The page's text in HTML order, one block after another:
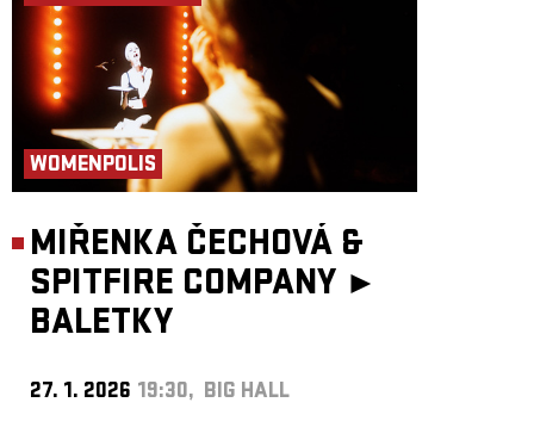
WOMENPOLIS
MIŘENKA ČECHOVÁ &
SPITFIRE COMPANY ►
BALETKY
27. 1. 2026 19:30, BIG HALL